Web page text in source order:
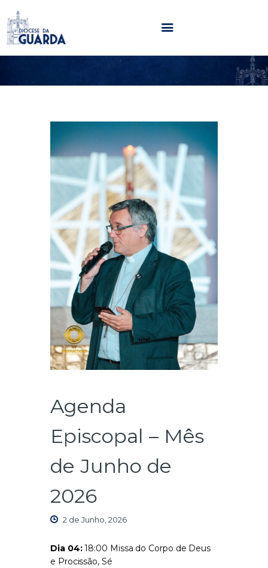
HOME
PARÓQUIAS
NOTÍCIAS
MULTIMÉDIA
SENTIR COM A IGREJA
CONTACTOS
Agenda
Episcopal – Mês
de Junho de
2026
2 de Junho, 2026
Dia 04:18:00 Missa do Corpo de Deus
e Procissão, Sé